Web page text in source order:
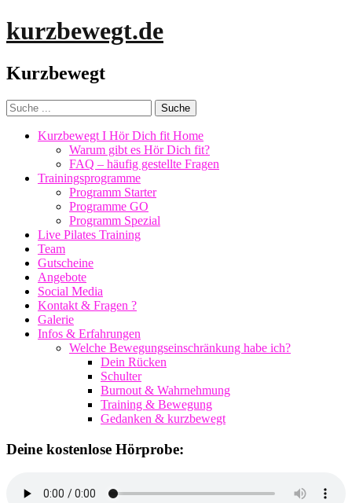
kurzbewegt.de
Kurzbewegt
Kurzbewegt I Hör Dich fit Home
Warum gibt es Hör Dich fit?
FAQ – häufig gestellte Fragen
Trainingsprogramme
Programm Starter
Programme GO
Programm Spezial
Live Pilates Training
Team
Gutscheine
Angebote
Social Media
Kontakt & Fragen ?
Galerie
Infos & Erfahrungen
Welche Bewegungseinschränkung habe ich?
Dein Rücken
Schulter
Burnout & Wahrnehmung
Training & Bewegung
Gedanken & kurzbewegt
Deine kostenlose Hörprobe: